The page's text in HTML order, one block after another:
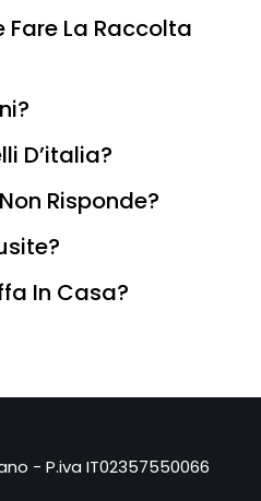
Fare La Raccolta
D’italia?
Risponde?
In Casa?
- P.iva IT02357550066